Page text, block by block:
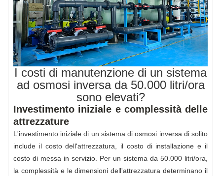
I costi di manutenzione di un sistema
ad osmosi inversa da 50.000 litri/ora
sono elevati?
Investimento iniziale e complessità delle
attrezzature
L'investimento iniziale di un sistema di osmosi inversa di solito
include il costo dell'attrezzatura, il costo di installazione e il
costo di messa in servizio. Per un sistema da 50.000 litri/ora,
la complessità e le dimensioni dell'attrezzatura determinano il